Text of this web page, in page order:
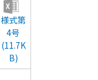
様式第
4号
(11.7K
B)